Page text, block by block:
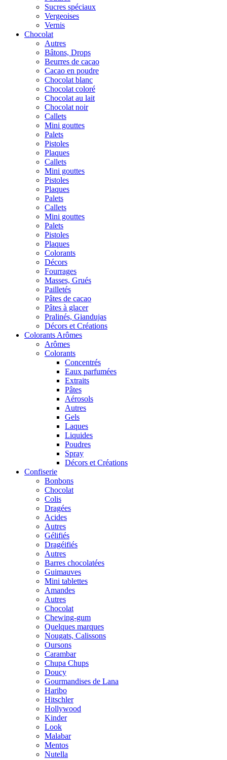
Sucres spéciaux
Vergeoises
Vernis
Chocolat
Autres
Bâtons, Drops
Beurres de cacao
Cacao en poudre
Chocolat blanc
Chocolat coloré
Chocolat au lait
Chocolat noir
Callets
Mini gouttes
Palets
Pistoles
Plaques
Callets
Mini gouttes
Pistoles
Plaques
Palets
Callets
Mini gouttes
Palets
Pistoles
Plaques
Colorants
Décors
Fourrages
Masses, Grués
Pailletés
Pâtes de cacao
Pâtes à glacer
Pralinés, Giandujas
Décors et Créations
Colorants Arômes
Arômes
Colorants
Concentrés
Eaux parfumées
Extraits
Pâtes
Aérosols
Autres
Gels
Laques
Liquides
Poudres
Spray
Décors et Créations
Confiserie
Bonbons
Chocolat
Colis
Dragées
Acides
Autres
Gélifiés
Dragéifiés
Autres
Barres chocolatées
Guimauves
Mini tablettes
Amandes
Autres
Chocolat
Chewing-gum
Quelques marques
Nougats, Calissons
Oursons
Carambar
Chupa Chups
Doucy
Gourmandises de Lana
Haribo
Hitschler
Hollywood
Kinder
Look
Malabar
Mentos
Nutella